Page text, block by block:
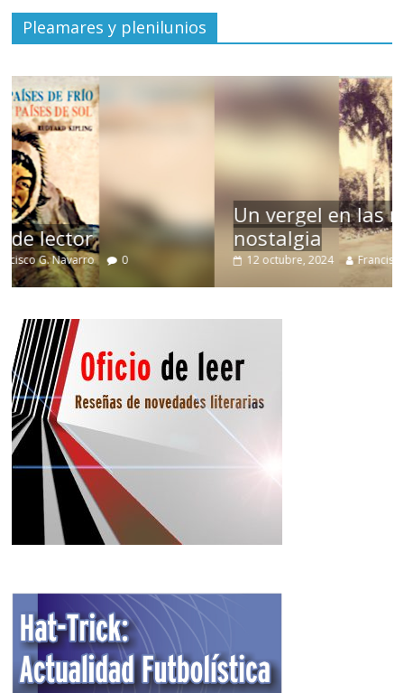
Pleamares y plenilunios
Un vergel en las nieblas de la
nostalgia
12 octubre, 2024 Francisco G. Navarro 0